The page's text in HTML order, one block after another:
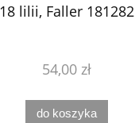
18 lilii, Faller 181282
54,00 zł
do koszyka